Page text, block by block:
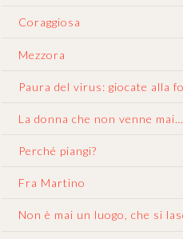
Coraggiosa
Mezzora
Paura del virus: giocate alla
La donna che non venne mai…
Perché piangi?
Fra Martino
Non è mai un luogo, che si